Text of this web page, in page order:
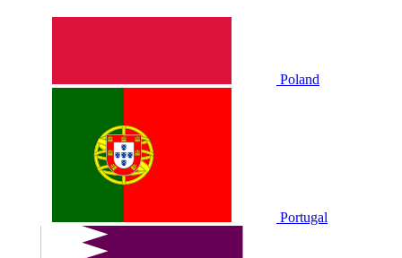
Poland
Portugal